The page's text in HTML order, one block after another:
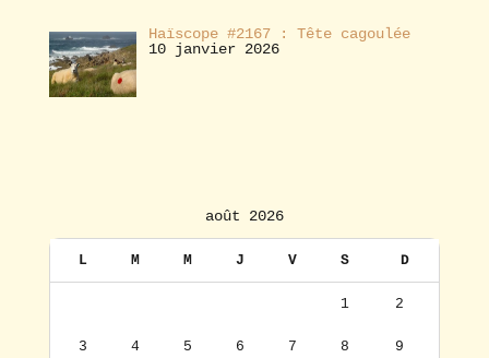
Haïscope #2167 : Tête cagoulée
10 janvier 2026
août 2026
L M M J V S D
1 2
3 4 5 6 7 8 9